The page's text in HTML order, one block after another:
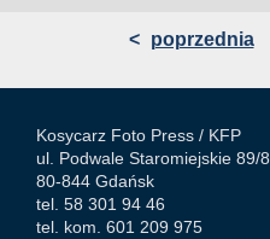
< poprzednia
Kosycarz Foto Press / KFP
ul. Podwale Staromiejskie 89/8
80-844 Gdańsk
tel. 58 301 94 46
tel. kom. 601 209 975